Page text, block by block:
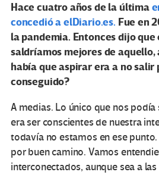
Hace cuatro años de la última
concedió a elDiario.es. Fue en
la pandemia. Entonces dijo
saldríamos mejores de aquello,
había que aspirar era a no salir
conseguido?
A medias. Lo único que nos
era ser conscientes de nuestra
todavía no estamos en ese
por buen camino. Vamos
interconectados, aunque sea a